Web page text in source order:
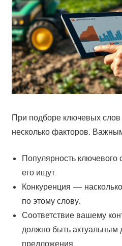
При подборе ключевых слов
несколько факторов.
Популярность
его ищут.
Конкуренция —
по этому слову.
Соответствие вашему
должно быть актуальным
предложения.